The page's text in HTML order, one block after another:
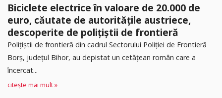
Biciclete electrice în valoare de 20.000 de
euro, căutate de autoritățile austriece,
descoperite de polițiștii de frontieră
Poliţiştii de frontieră din cadrul Sectorului Poliției de Frontieră
Borș, județul Bihor, au depistat un cetățean român care a
încercat...
citește mai mult »